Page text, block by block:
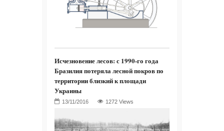
Исчезновение лесов: с 1990-го года
Бразилия потеряла лесной покров по
территории близкий к площади
Украины
1272 Views